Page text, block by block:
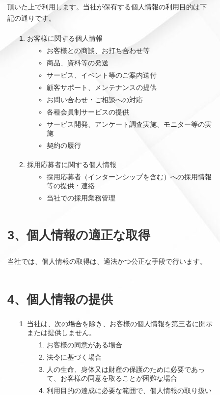
頂いた上で利用します。当社が保有する個人情報の利用目的は下
記の通りです。
お客様に関する個人情報
お客様との商談、お打ち合わせ等
商品、資料等の発送
サービス、イベント等のご案内送付
顧客サポート、メンテナンスの提供
お問い合わせ・ご相談への対応
各種会員制サービスの提供
サービス開発、アンケート調査実施、モニター等の実
施
契約の履行
採用応募者に関する個人情報
採用応募者（インターンシップを含む）への採用情報
等の提供・連絡
当社での採用業務管理
3、個人情報の適正な取得
当社では、個人情報の取得は、適法かつ公正な手段で行います。
4、個人情報の提供
当社は、次の場合を除き、お客様の個人情報を第三者に開示
または提供しません。
お客様の同意がある場合
法令に基づく場合
人の生命、身体又は財産の保護のために必要であっ
て、お客様の同意を取ることが困難な場合
利用目的の達成に必要な範囲で、個人情報の取り扱い